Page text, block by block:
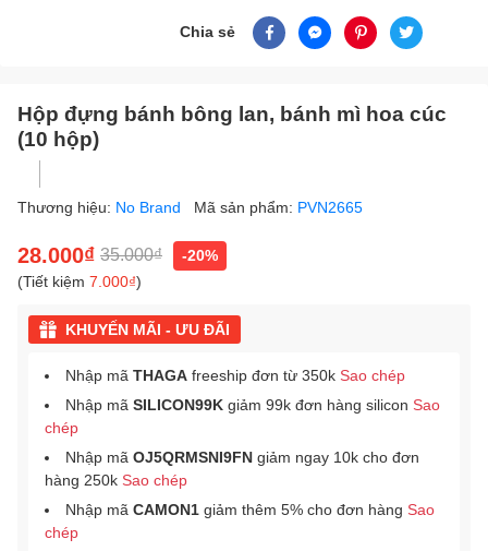
Chia sẻ
Hộp đựng bánh bông lan, bánh mì hoa cúc
(10 hộp)
Thương hiệu: No Brand Mã sản phẩm: PVN2665
28.000₫ 35.000₫
-20%
(Tiết kiệm 7.000₫)
KHUYẾN MÃI - ƯU ĐÃI
Nhập mã THAGA freeship đơn từ 350k Sao chép
Nhập mã SILICON99K giảm 99k đơn hàng silicon Sao
chép
Nhập mã OJ5QRMSNI9FN giảm ngay 10k cho đơn
hàng 250k Sao chép
Nhập mã CAMON1 giảm thêm 5% cho đơn hàng Sao
chép